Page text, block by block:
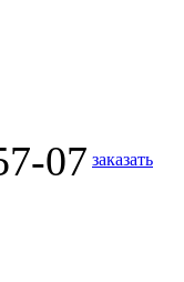
07 заказать